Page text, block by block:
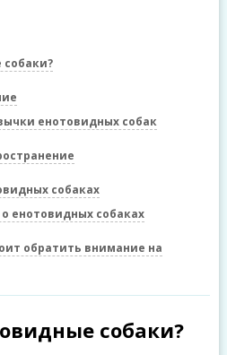
енотовидных собак
собаках
енотовидных собаках
обратить внимание на
собаки?